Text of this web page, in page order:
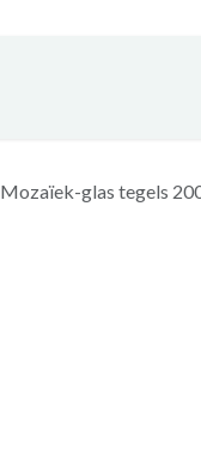
Mozaïek-glas tegels